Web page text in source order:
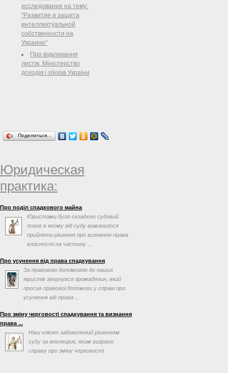
исследования на тему:
"Развитие и защита
интеллектуальной
собственности на
Украине"
Про відкликання
листів, Міністерство
доходів і зборів України
Поделиться…
Юридическая
практика:
Про поділ спадкового майна
Юристами було складено судовий
позов в якому від суду вимагалося
прийняти рішення про визнання права
власності на частину ...
Про усунення від права спадкування
За правовою допомогою до наших
юристів звернувся громадянин, який
просив правової допомоги у справі про
усунення від права ...
Про зміну черговості спадкування та визнання
права ...
Наш клієнт задоволений рішенням
суду за апеляцією, яким виграно
справу про зміну черговості